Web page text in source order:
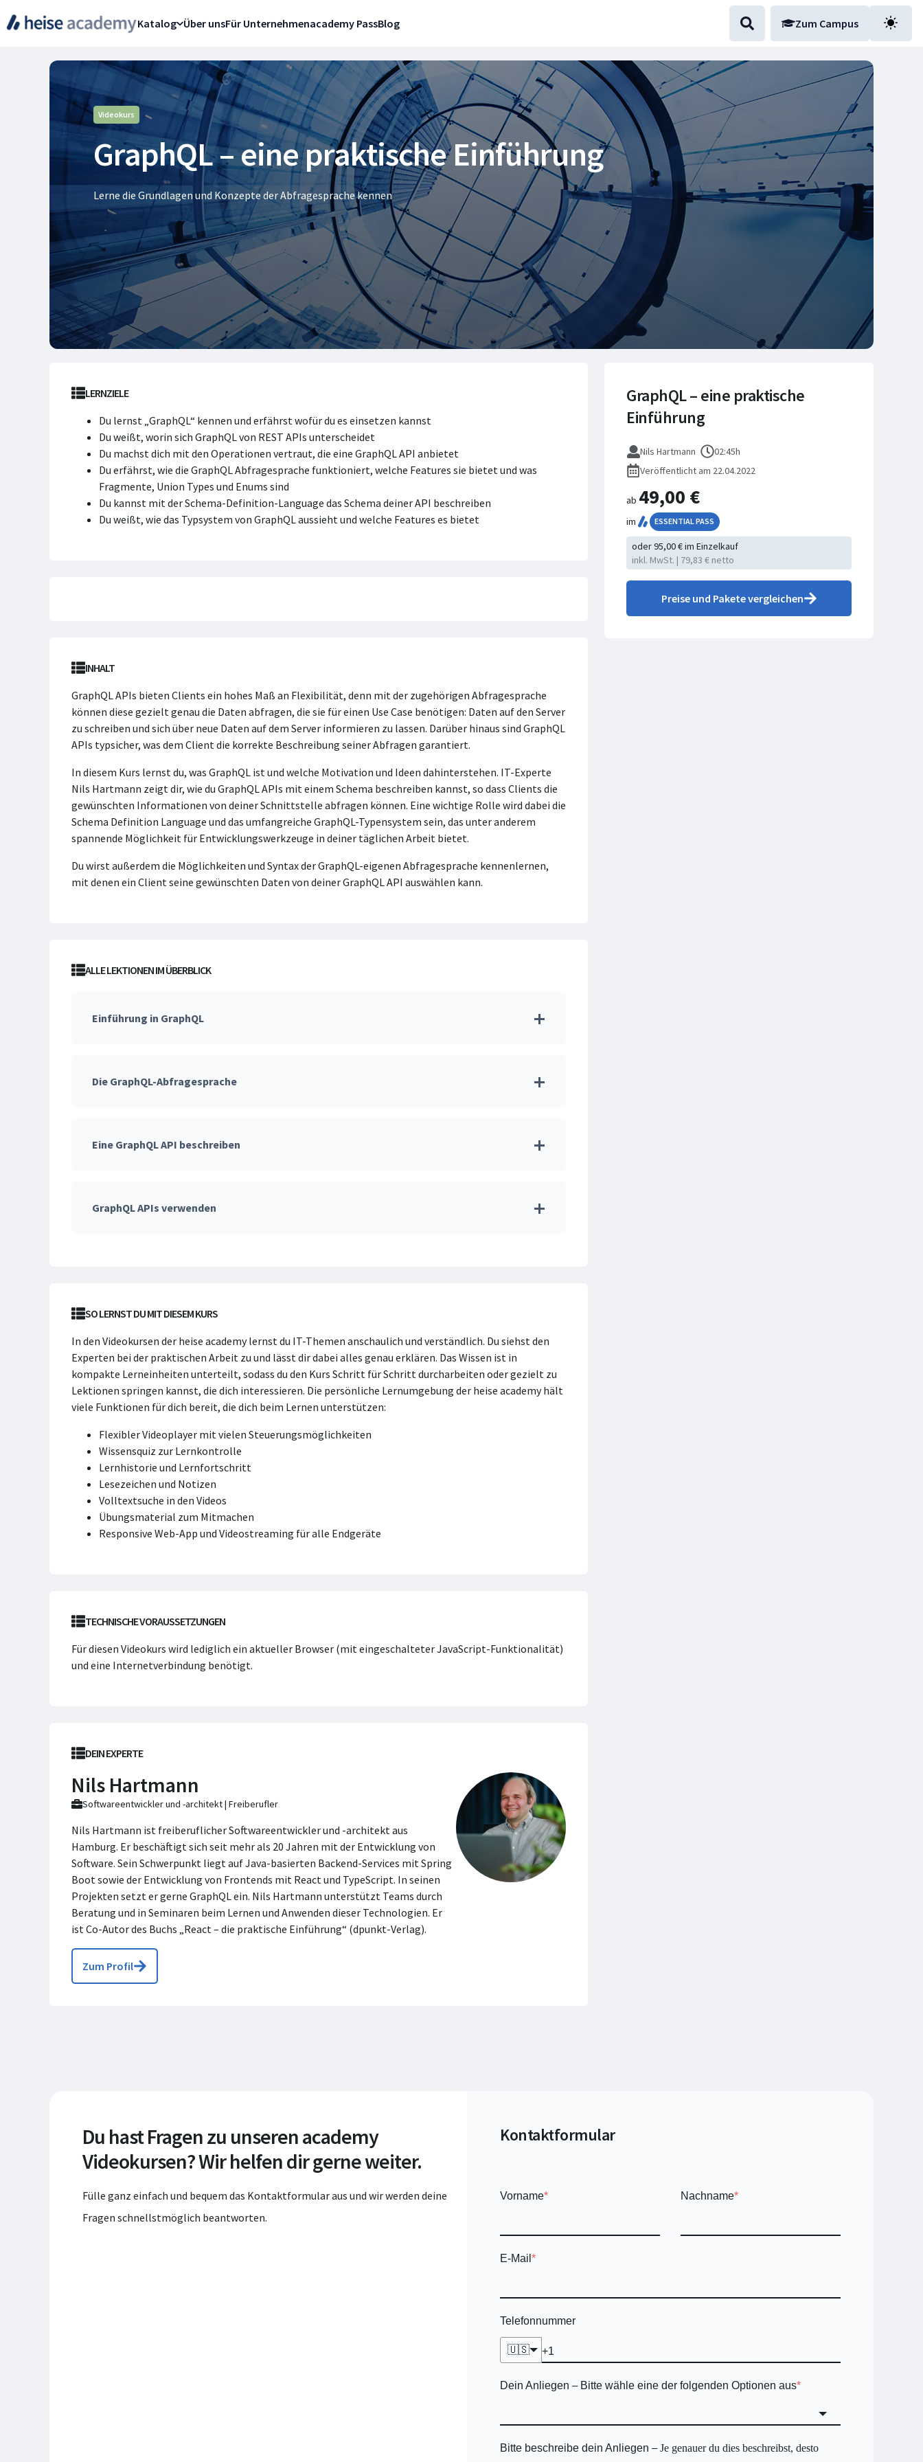
Katalog Über unsFür Unternehmenacademy PassBlog Zum Campus
Videokurs
GraphQL – eine praktische Einführung
Lerne die Grundlagen und Konzepte der Abfragesprache kennen
LERNZIELE
Du lernst „GraphQL“ kennen und erfährst wofür du es einsetzen kannst
Du weißt, worin sich GraphQL von REST APIs unterscheidet
Du machst dich mit den Operationen vertraut, die eine GraphQL API anbietet
Du erfährst, wie die GraphQL Abfragesprache funktioniert, welche Features sie bietet und was
Fragmente, Union Types und Enums sind
Du kannst mit der Schema-Definition-Language das Schema deiner API beschreiben
Du weißt, wie das Typsystem von GraphQL aussieht und welche Features es bietet
INHALT
GraphQL APIs bieten Clients ein hohes Maß an Flexibilität, denn mit der zugehörigen Abfragesprache
können diese gezielt genau die Daten abfragen, die sie für einen Use Case benötigen: Daten auf den Server
zu schreiben und sich über neue Daten auf dem Server informieren zu lassen. Darüber hinaus sind GraphQL
APIs typsicher, was dem Client die korrekte Beschreibung seiner Abfragen garantiert.
In diesem Kurs lernst du, was GraphQL ist und welche Motivation und Ideen dahinterstehen. IT-Experte
Nils Hartmann zeigt dir, wie du GraphQL APIs mit einem Schema beschreiben kannst, so dass Clients die
gewünschten Informationen von deiner Schnittstelle abfragen können. Eine wichtige Rolle wird dabei die
Schema Definition Language und das umfangreiche GraphQL-Typensystem sein, das unter anderem
spannende Möglichkeit für Entwicklungswerkzeuge in deiner täglichen Arbeit bietet.
Du wirst außerdem die Möglichkeiten und Syntax der GraphQL-eigenen Abfragesprache kennenlernen,
mit denen ein Client seine gewünschten Daten von deiner GraphQL API auswählen kann.
ALLE LEKTIONEN IM ÜBERBLICK
Einführung in GraphQL
Die GraphQL-Abfragesprache
Eine GraphQL API beschreiben
GraphQL APIs verwenden
SO LERNST DU MIT DIESEM KURS
In den Videokursen der heise academy lernst du IT-Themen anschaulich und verständlich. Du siehst den
Experten bei der praktischen Arbeit zu und lässt dir dabei alles genau erklären. Das Wissen ist in
kompakte Lerneinheiten unterteilt, sodass du den Kurs Schritt für Schritt durcharbeiten oder gezielt zu
Lektionen springen kannst, die dich interessieren. Die persönliche Lernumgebung der heise academy hält
viele Funktionen für dich bereit, die dich beim Lernen unterstützen:
Flexibler Videoplayer mit vielen Steuerungsmöglichkeiten
Wissensquiz zur Lernkontrolle
Lernhistorie und Lernfortschritt
Lesezeichen und Notizen
Volltextsuche in den Videos
Übungsmaterial zum Mitmachen
Responsive Web-App und Videostreaming für alle Endgeräte
TECHNISCHE VORAUSSETZUNGEN
Für diesen Videokurs wird lediglich ein aktueller Browser (mit eingeschalteter JavaScript-Funktionalität)
und eine Internetverbindung benötigt.
DEIN EXPERTE
Nils Hartmann
Softwareentwickler und -architekt | Freiberufler
Nils Hartmann ist freiberuflicher Softwareentwickler und -architekt aus
Hamburg. Er beschäftigt sich seit mehr als 20 Jahren mit der Entwicklung von
Software. Sein Schwerpunkt liegt auf Java-basierten Backend-Services mit Spring
Boot sowie der Entwicklung von Frontends mit React und TypeScript. In seinen
Projekten setzt er gerne GraphQL ein. Nils Hartmann unterstützt Teams durch
Beratung und in Seminaren beim Lernen und Anwenden dieser Technologien. Er
ist Co-Autor des Buchs „React – die praktische Einführung“ (dpunkt-Verlag).
Zum Profil
GraphQL – eine praktische
Einführung
Nils Hartmann
02:45h
Veröffentlicht am 22.04.2022
ab 49,00 €
im ESSENTIAL PASS
oder 95,00 € im Einzelkauf
inkl. MwSt. | 79,83 € netto
Preise und Pakete vergleichen
Du hast Fragen zu unseren academy
Videokursen? Wir helfen dir gerne weiter.
Fülle ganz einfach und bequem das Kontaktformular aus und wir werden deine
Fragen schnellstmöglich beantworten.
Kontaktformular
Vorname* Nachname*
E-Mail *
Telefonnummer
🇺🇸
Dein Anliegen –Bitte wähle eine der folgenden Optionen aus*
Bitte beschreibe dein Anliegen – Je genauer du dies beschreibst, desto